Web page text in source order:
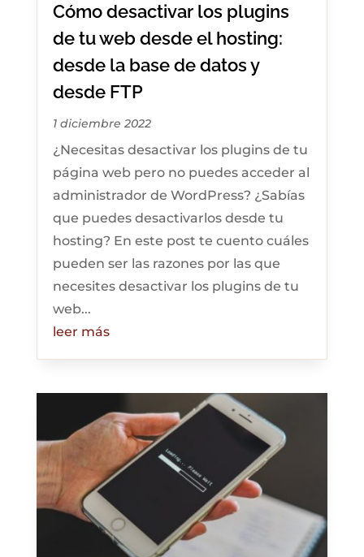
Cómo desactivar los plugins
de tu web desde el hosting:
desde la base de datos y
desde FTP
1 diciembre 2022
¿Necesitas desactivar los plugins de tu
página web pero no puedes acceder al
administrador de WordPress? ¿Sabías
que puedes desactivarlos desde tu
hosting? En este post te cuento cuáles
pueden ser las razones por las que
necesites desactivar los plugins de tu
web...
leer más